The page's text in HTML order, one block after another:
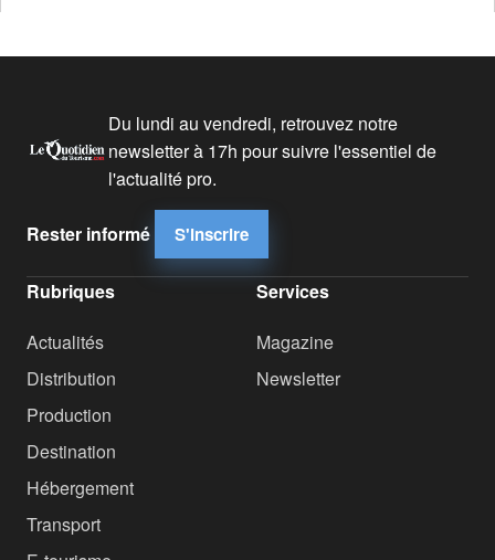
Du lundi au vendredi, retrouvez notre
newsletter à 17h pour suivre l'essentiel de
l'actualité pro.
Rester informé S'inscrire
Rubriques
Actualités
Distribution
Production
Destination
Hébergement
Transport
Services
Magazine
Newsletter